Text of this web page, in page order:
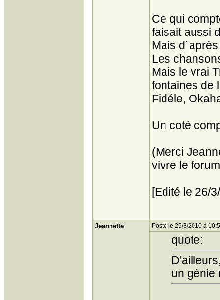
Ce qui
faisait aussi
Mais
Les
Mais le vrai
fontaines de
Fidéle,
Un coté
(Merci
vivre le
[Edité le 26/
Jeannette Posté le 25/3/2010 à
quote:
un génie